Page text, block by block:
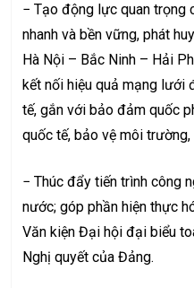
− Tạo động lực quan trọng
nhanh và bền vững, phát
Hà Nội – Bắc Ninh – Hải
kết nối hiệu quả mạng lưới
tế, gắn với bảo đảm quốc
quốc tế, bảo vệ môi
− Thúc đẩy tiến trình công
nước; góp phần hiện thực
Văn kiện Đại hội đại biểu
Nghị quyết của Đảng.